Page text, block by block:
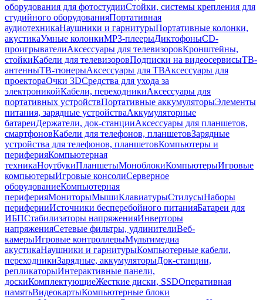
оборудования для фотостудииСтойки, системы крепления для
студийного оборудованияПортативная
аудиотехникаНаушники и гарнитурыПортативные колонки,
акустикаУмные колонкиMP3-плеерыДиктофоныCD-
проигрывателиАксессуары для телевизоровКронштейны,
стойкиКабели для телевизоровПодписки на видеосервисыТВ-
антенныТВ-тюнерыАксессуары для ТВАксессуары для
проектораОчки 3DСредства для ухода за
электроникойКабели, переходникиАксессуары для
портативных устройствПортативные аккумуляторыЭлементы
питания, зарядные устройстваАккумуляторные
батареиДержатели, док-станцииАксессуары для планшетов,
смартфоновКабели для телефонов, планшетовЗарядные
устройства для телефонов, планшетовКомпьютеры и
периферияКомпьютерная
техникаНоутбукиПланшетыМоноблокиКомпьютерыИгровые
компьютерыИгровые консолиСерверное
оборудованиеКомпьютерная
периферияМониторыМышиКлавиатурыСтилусыНаборы
периферииИсточники бесперебойного питанияБатареи для
ИБПСтабилизаторы напряженияИнверторы
напряженияСетевые фильтры, удлинителиВеб-
камерыИгровые контроллерыМультимедиа
акустикаНаушники и гарнитурыКомпьютерные кабели,
переходникиЗарядные, аккумуляторыДок-станции,
репликаторыИнтерактивные панели,
доскиКомплектующиеЖесткие диски, SSDОперативная
памятьВидеокартыКомпьютерные блоки